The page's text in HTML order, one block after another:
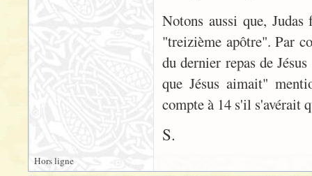
Notons aussi que,
"treizième apôtre". Par
du dernier repas de
que Jésus aimait"
compte à 14 s'il s'avérait
S.
Hors ligne